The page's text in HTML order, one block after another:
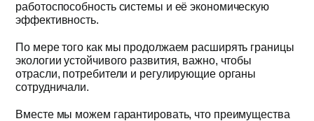
работоспособность системы и её экономическую
эффективность.
По мере того как мы продолжаем расширять границы
экологии устойчивого развития, важно, чтобы
отрасли, потребители и регулирующие органы
сотрудничали.
Вместе мы можем гарантировать, что преимущества